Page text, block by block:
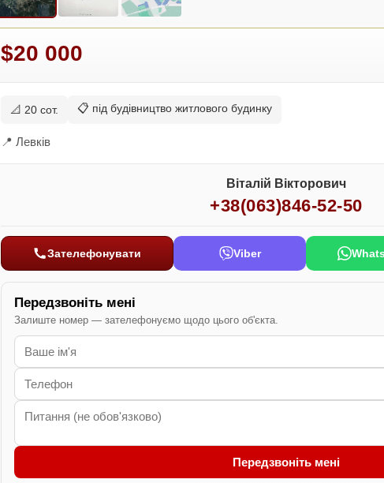
$20 000
📐 20 сот. 📋 під будівництво житлового будинку
📍 Левків
Віталій Вікторович
+38(063)846-52-50
Зателефонувати Viber
Передзвоніть мені
Залиште номер — зателефонуємо щодо цього об'єкта.
Передзвоніть мені